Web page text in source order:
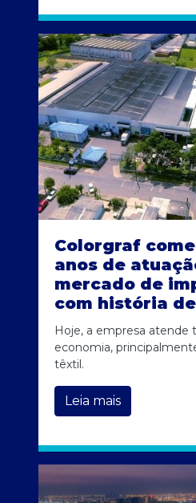
Colorgraf
anos de
mercado de
com história
Hoje, a empresa atende
economia,
têxtil.
Leia mais